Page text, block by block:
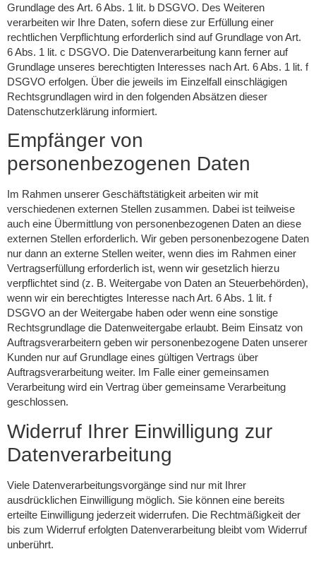
Grundlage des Art. 6 Abs. 1 lit. b DSGVO. Des Weiteren
verarbeiten wir Ihre Daten, sofern diese zur Erfüllung einer
rechtlichen Verpflichtung erforderlich sind auf Grundlage von Art.
6 Abs. 1 lit. c DSGVO. Die Datenverarbeitung kann ferner auf
Grundlage unseres berechtigten Interesses nach Art. 6 Abs. 1 lit. f
DSGVO erfolgen. Über die jeweils im Einzelfall einschlägigen
Rechtsgrundlagen wird in den folgenden Absätzen dieser
Datenschutzerklärung informiert.
Empfänger von
personenbezogenen Daten
Im Rahmen unserer Geschäftstätigkeit arbeiten wir mit
verschiedenen externen Stellen zusammen. Dabei ist teilweise
auch eine Übermittlung von personenbezogenen Daten an diese
externen Stellen erforderlich. Wir geben personenbezogene Daten
nur dann an externe Stellen weiter, wenn dies im Rahmen einer
Vertragserfüllung erforderlich ist, wenn wir gesetzlich hierzu
verpflichtet sind (z. B. Weitergabe von Daten an Steuerbehörden),
wenn wir ein berechtigtes Interesse nach Art. 6 Abs. 1 lit. f
DSGVO an der Weitergabe haben oder wenn eine sonstige
Rechtsgrundlage die Datenweitergabe erlaubt. Beim Einsatz von
Auftragsverarbeitern geben wir personenbezogene Daten unserer
Kunden nur auf Grundlage eines gültigen Vertrags über
Auftragsverarbeitung weiter. Im Falle einer gemeinsamen
Verarbeitung wird ein Vertrag über gemeinsame Verarbeitung
geschlossen.
Widerruf Ihrer Einwilligung zur
Datenverarbeitung
Viele Datenverarbeitungsvorgänge sind nur mit Ihrer
ausdrücklichen Einwilligung möglich. Sie können eine bereits
erteilte Einwilligung jederzeit widerrufen. Die Rechtmäßigkeit der
bis zum Widerruf erfolgten Datenverarbeitung bleibt vom Widerruf
unberührt.